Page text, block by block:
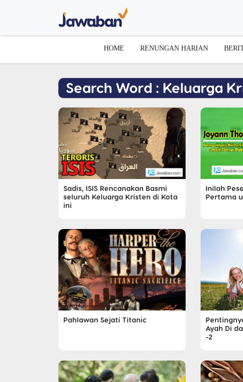
HOME RENUNGAN HARIAN
Search Word : Keluarga
Sadis, ISIS Rencanakan Basmi
seluruh Keluarga Kristen di Kota
ini
Inilah
Pertama
Pahlawan Sejati Titanic
Ayah Di
-2